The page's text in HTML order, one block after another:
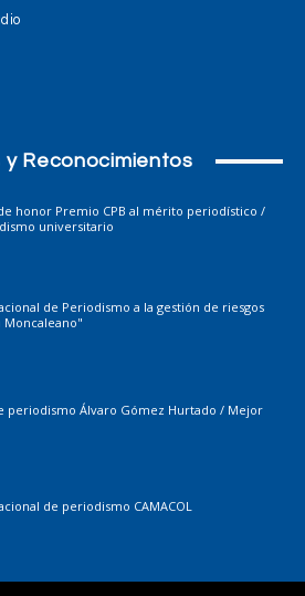
y Reconocimientos
honor Premio CPB al mérito periodístico /
universitario
de Periodismo a la gestión de riesgos
Moncaleano"
periodismo Álvaro Gómez Hurtado / Mejor
de periodismo CAMACOL